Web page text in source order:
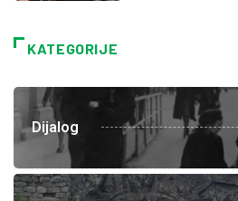
KATEGORIJE
Dijalog